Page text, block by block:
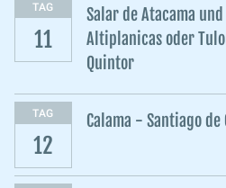
TAG
11
Salar de Atacama
Altiplanicas oder
Quintor
TAG
12
Calama - Santiago de